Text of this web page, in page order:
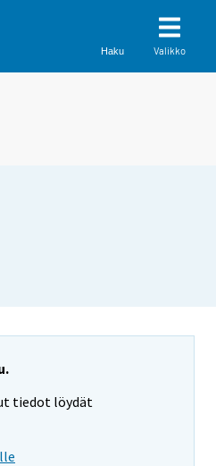
Haku Valikko
tiedot löydät